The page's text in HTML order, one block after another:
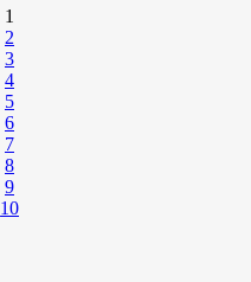
1
2
3
4
5
6
7
8
9
10